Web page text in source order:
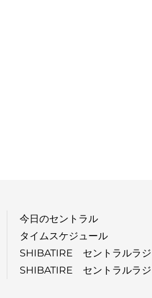
今日のセントラル
タイムスケジュール
SHIBATIRE セントラルラ
SHIBATIRE セントラルラ